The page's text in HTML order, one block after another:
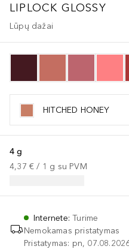
LIPLOCK GLOSSY
Lūpų dažai
HITCHED HONEY
4 g
4,37 € / 1 g su PVM
Internete:Turime
Nemokamas pristatymas
Pristatymas: pn,